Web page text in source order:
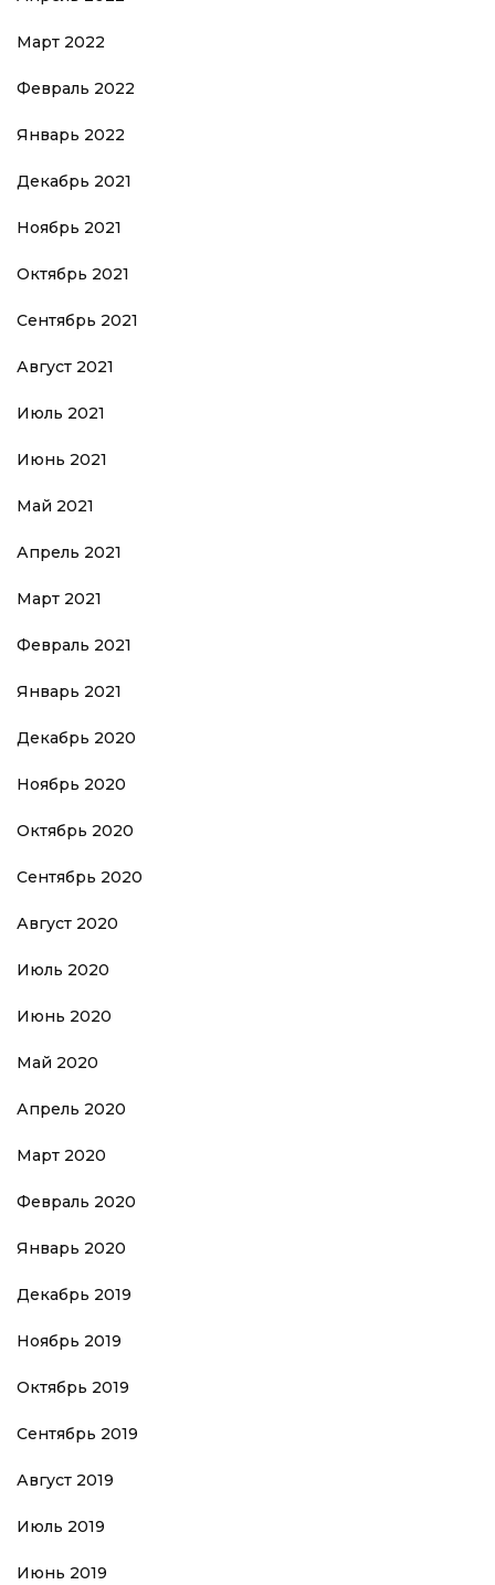
Март 2022
Февраль 2022
Январь 2022
Декабрь 2021
Ноябрь 2021
Октябрь 2021
Сентябрь 2021
Август 2021
Июль 2021
Июнь 2021
Май 2021
Апрель 2021
Март 2021
Февраль 2021
Январь 2021
Декабрь 2020
Ноябрь 2020
Октябрь 2020
Сентябрь 2020
Август 2020
Июль 2020
Июнь 2020
Май 2020
Апрель 2020
Март 2020
Февраль 2020
Январь 2020
Декабрь 2019
Ноябрь 2019
Октябрь 2019
Сентябрь 2019
Август 2019
Июль 2019
Июнь 2019